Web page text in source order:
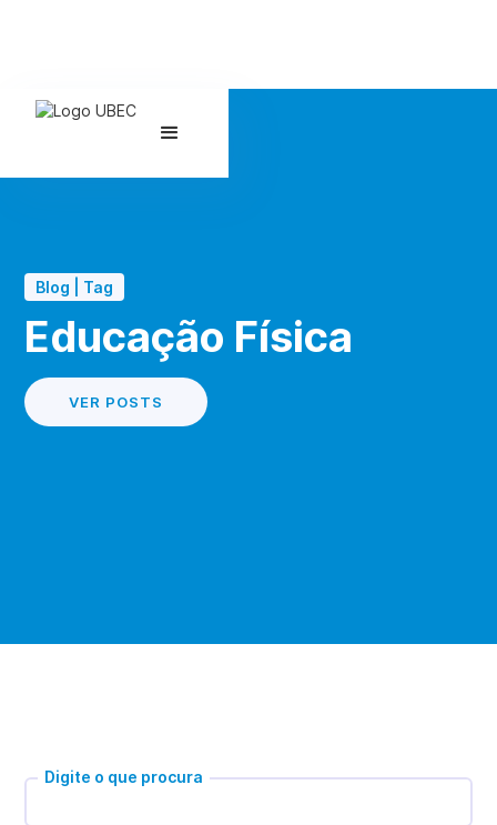
Blog | Tag
Educação Física
VER POSTS
Digite o que procura